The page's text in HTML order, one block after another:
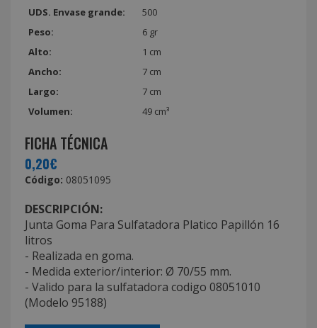
UDS. Envase grande:
500
Peso:
6 gr
Alto:
1 cm
Ancho:
7 cm
Largo:
7 cm
Volumen:
49 cm³
FICHA TÉCNICA
0,20€
Código: 08051095
DESCRIPCIÓN:
Junta Goma Para Sulfatadora Platico Papillón 16
litros
- Realizada en goma.
- Medida exterior/interior: Ø 70/55 mm.
- Valido para la sulfatadora codigo 08051010
(Modelo 95188)